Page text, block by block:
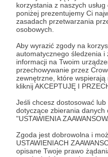
korzystania z naszych
poniżej prezentujemy Ci
zasadach przetwarzania
osobowych.
Aby wyrazić zgody na
automatycznego śledzenia
informacji na Twoim
przechowywanie przez
zewnętrzne, które wspierają
kliknij AKCEPTUJĘ I
Jeśli chcesz dostosować
dotyczące zbierania danych
"USTAWIENIA
Zgoda jest dobrowolna i
USTAWIENIACH
opisane Twoje prawo
Aby zobaczyć ten